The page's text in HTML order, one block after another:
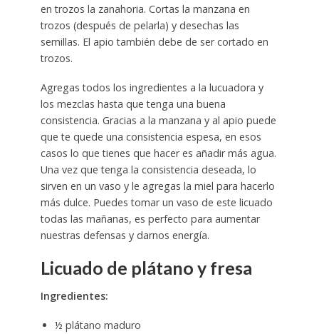
en trozos la zanahoria. Cortas la manzana en
trozos (después de pelarla) y desechas las
semillas. El apio también debe de ser cortado en
trozos.
Agregas todos los ingredientes a la lucuadora y
los mezclas hasta que tenga una buena
consistencia. Gracias a la manzana y al apio puede
que te quede una consistencia espesa, en esos
casos lo que tienes que hacer es añadir más agua.
Una vez que tenga la consistencia deseada, lo
sirven en un vaso y le agregas la miel para hacerlo
más dulce. Puedes tomar un vaso de este licuado
todas las mañanas, es perfecto para aumentar
nuestras defensas y darnos energía.
Licuado de plátano y fresa
Ingredientes:
½ plátano maduro